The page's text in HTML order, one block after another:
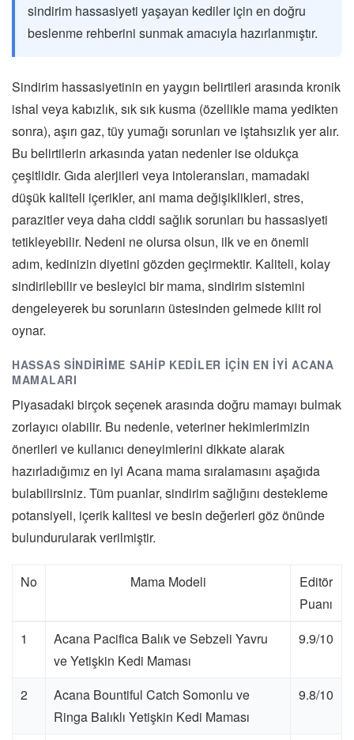
sindirim hassasiyeti yaşayan kediler için en doğru
beslenme rehberini sunmak amacıyla hazırlanmıştır.
Sindirim hassasiyetinin en yaygın belirtileri arasında kronik
ishal veya kabızlık, sık sık kusma (özellikle mama yedikten
sonra), aşırı gaz, tüy yumağı sorunları ve iştahsızlık yer alır.
Bu belirtilerin arkasında yatan nedenler ise oldukça
çeşitlidir. Gıda alerjileri veya intoleransları, mamadaki
düşük kaliteli içerikler, ani mama değişiklikleri, stres,
parazitler veya daha ciddi sağlık sorunları bu hassasiyeti
tetikleyebilir. Nedeni ne olursa olsun, ilk ve en önemli
adım, kedinizin diyetini gözden geçirmektir. Kaliteli, kolay
sindirilebilir ve besleyici bir mama, sindirim sistemini
dengeleyerek bu sorunların üstesinden gelmede kilit rol
oynar.
HASSAS SINDIRIME SAHIP KEDILER İÇIN EN İYI ACANA
MAMALARI
Piyasadaki birçok seçenek arasında doğru mamayı bulmak
zorlayıcı olabilir. Bu nedenle, veteriner hekimlerimizin
önerileri ve kullanıcı deneyimlerini dikkate alarak
hazırladığımız en iyi Acana mama sıralamasını aşağıda
bulabilirsiniz. Tüm puanlar, sindirim sağlığını destekleme
potansiyeli, içerik kalitesi ve besin değerleri göz önünde
bulundurularak verilmiştir.
No Mama Modeli
Editör
Puanı
1
Acana Pacifica Balık ve Sebzeli Yavru
ve Yetişkin Kedi Maması
9.9/10
2
Acana Bountiful Catch Somonlu ve
Ringa Balıklı Yetişkin Kedi Maması
9.8/10